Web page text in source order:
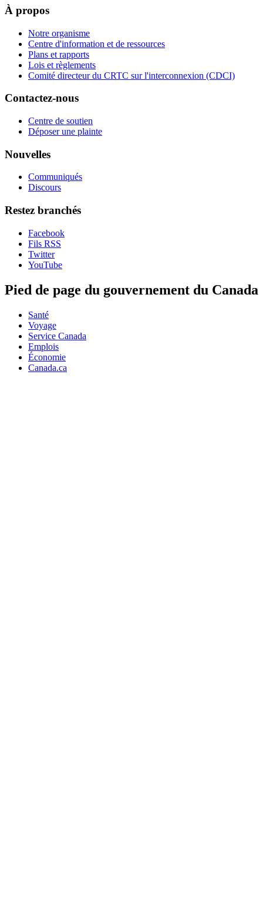
À propos
Notre organisme
Centre d'information et de ressources
Plans et rapports
Lois et règlements
Comité directeur du CRTC sur l'interconnexion (CDCI)
Contactez-nous
Centre de soutien
Déposer une plainte
Nouvelles
Communiqués
Discours
Restez branchés
Facebook
Fils RSS
Twitter
YouTube
Pied de page du gouvernement du Canada
Santé
Voyage
Service Canada
Emplois
Économie
Canada.ca